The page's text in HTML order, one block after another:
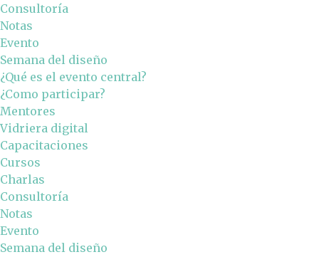
Consultoría
Notas
Evento
Semana del diseño
¿Qué es el evento central?
¿Como participar?
Mentores
Vidriera digital
Capacitaciones
Cursos
Charlas
Consultoría
Notas
Evento
Semana del diseño